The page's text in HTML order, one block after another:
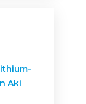
Aki